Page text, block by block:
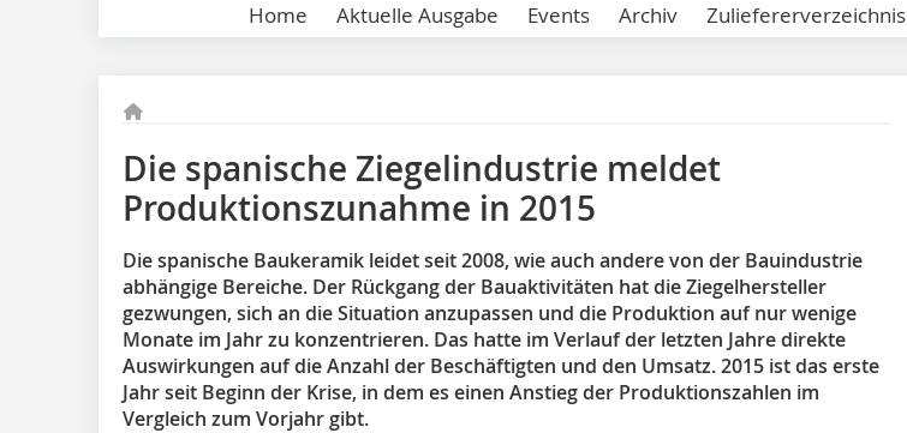
Home Aktuelle Ausgabe Events Archiv Zuliefererverzeichnis
Die spanische Ziegelindustrie meldet
Produktionszunahme in 2015
Die spanische Baukeramik leidet seit 2008, wie auch andere von der Bauindustrie
abhängige Bereiche. Der Rückgang der Bauaktivitäten hat die Ziegelhersteller
gezwungen, sich an die Situation anzupassen und die Produktion auf nur wenige
Monate im Jahr zu konzentrieren. Das hatte im Verlauf der letzten Jahre direkte
Auswirkungen auf die Anzahl der Beschäftigten und den Umsatz. 2015 ist das erste
Jahr seit Beginn der Krise, in dem es einen Anstieg der Produktionszahlen im
Vergleich zum Vorjahr gibt.